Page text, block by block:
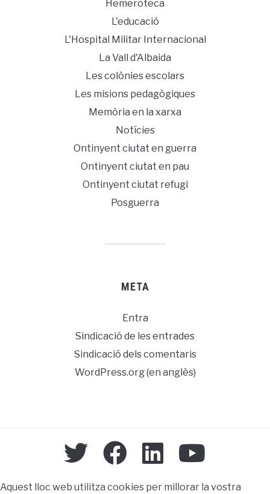
Hemeroteca
L'educació
L'Hospital Militar Internacional
La Vall d'Albaida
Les colònies escolars
Les misions pedagògiques
Memòria en la xarxa
Notícies
Ontinyent ciutat en guerra
Ontinyent ciutat en pau
Ontinyent ciutat refugi
Posguerra
META
Entra
Sindicació de les entrades
Sindicació dels comentaris
WordPress.org (en anglès)
Aquest lloc web utilitza cookies per millorar la vostra